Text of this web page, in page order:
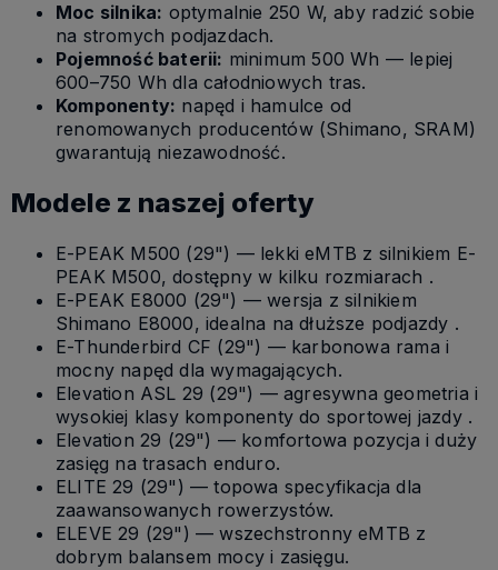
Moc silnika: optymalnie 250 W, aby radzić sobie
na stromych podjazdach.
Pojemność baterii: minimum 500 Wh — lepiej
600–750 Wh dla całodniowych tras.
Komponenty: napęd i hamulce od
renomowanych producentów (Shimano, SRAM)
gwarantują niezawodność.
Modele z naszej oferty
E-PEAK M500 (29") — lekki eMTB z silnikiem E-
PEAK M500, dostępny w kilku rozmiarach .
E-PEAK E8000 (29") — wersja z silnikiem
Shimano E8000, idealna na dłuższe podjazdy .
E-Thunderbird CF (29") — karbonowa rama i
mocny napęd dla wymagających.
Elevation ASL 29 (29") — agresywna geometria i
wysokiej klasy komponenty do sportowej jazdy .
Elevation 29 (29") — komfortowa pozycja i duży
zasięg na trasach enduro.
ELITE 29 (29") — topowa specyfikacja dla
zaawansowanych rowerzystów.
ELEVE 29 (29") — wszechstronny eMTB z
dobrym balansem mocy i zasięgu.